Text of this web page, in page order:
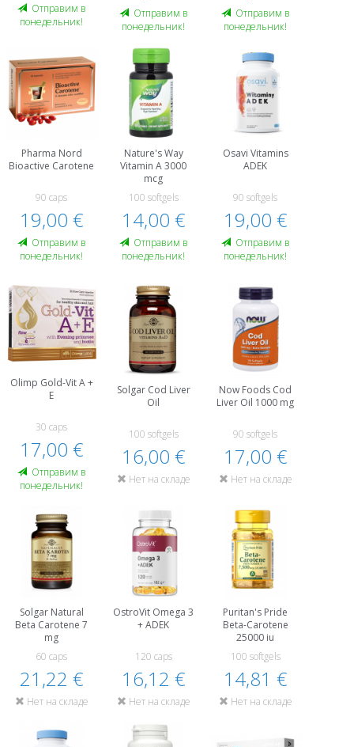
Oтправим в
понедельник!
Oтправим в
понедельник!
Oтправим в
понедельник!
Pharma Nord
Bioactive Carotene
90 caps
19,00 €
Oтправим в
понедельник!
Nature's Way
Vitamin A 3000
mcg
100 softgels
14,00 €
Oтправим в
понедельник!
Osavi Vitamins
ADEK
90 softgels
19,00 €
Oтправим в
понедельник!
Olimp Gold-Vit A +
E
30 caps
17,00 €
Oтправим в
понедельник!
Solgar Cod Liver
Oil
100 softgels
16,00 €
Нет на складе
Now Foods Cod
Liver Oil 1000 mg
90 softgels
17,00 €
Нет на складе
Solgar Natural
Beta Carotene 7
mg
60 caps
21,22 €
Нет на складе
OstroVit Omega 3
+ ADEK
120 caps
16,12 €
Нет на складе
Puritan's Pride
Beta-Carotene
25000 iu
100 softgels
14,81 €
Нет на складе